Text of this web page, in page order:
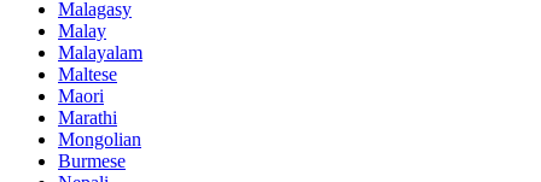
Malagasy
Malay
Malayalam
Maltese
Maori
Marathi
Mongolian
Burmese